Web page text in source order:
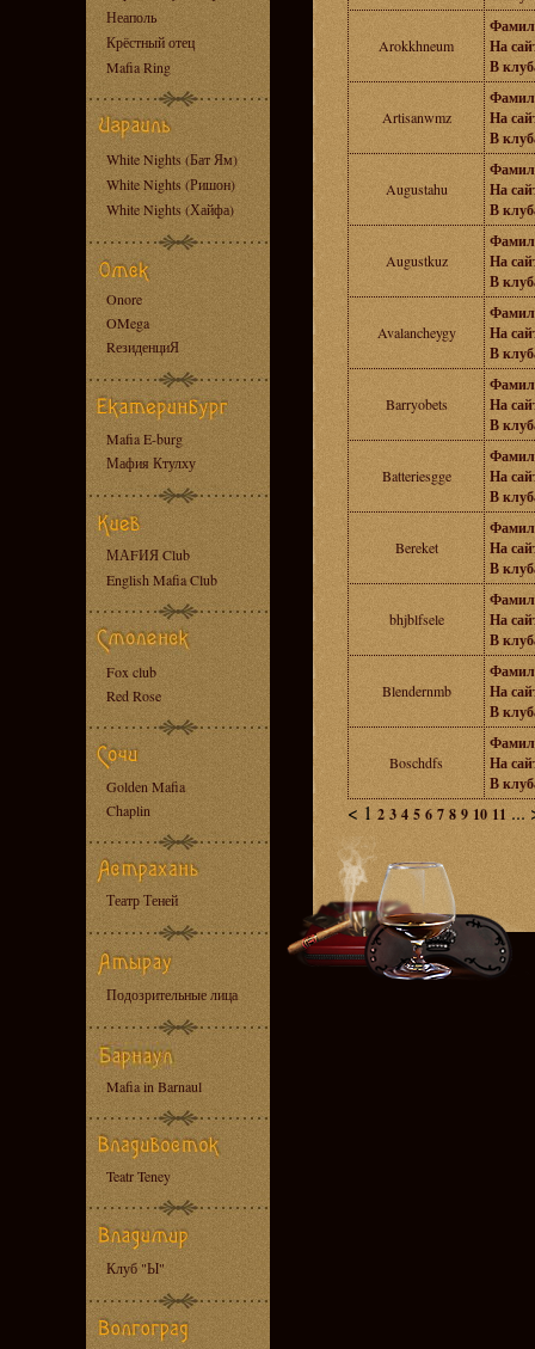
Неаполь
Крёстный отец
Mafia Ring
White Nights (Бат Ям)
White Nights (Ришон)
White Nights (Хайфа)
Onore
OMega
RезиденциЯ
Mafia E-burg
Мафия Ктулху
МАFИЯ Club
English Mafia Club
Fox club
Red Rose
Golden Mafia
Chaplin
Театр Теней
Подозрительные лица
Mafia in Barnaul
Teatr Teney
Клуб "Ы"
Arokkhneum
На
В
Artisanwmz
На
В
Augustahu
На
В
Augustkuz
На
В
Avalancheygy
На
В
Barryobets
На
В
Batteriesgge
На
В
Bereket
На
В
bhjblfsele
На
В
Blendernmb
На
В
Boschdfs
На
В
< 1 2 3 4 5 6 7 8 9 10 11 ...